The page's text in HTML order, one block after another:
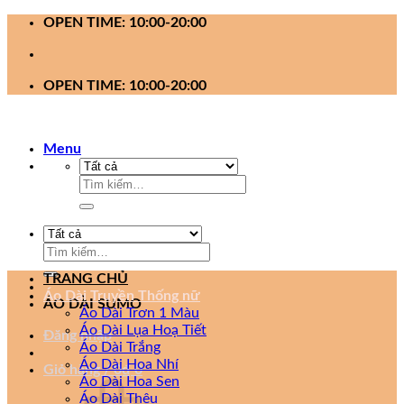
OPEN TIME: 10:00-20:00
OPEN TIME: 10:00-20:00
Menu
Tìm
Tìm
ÁO DÀI SUMO
Đăng nhập
Giỏ hàng /0₫ 0
TRANG CHỦ
Áo Dài Truyền Thống nữ
Áo Dài Trơn 1 Màu
Áo Dài Lụa Hoạ Tiết
Áo Dài Trắng
Áo Dài Hoa Nhí
Áo Dài Hoa Sen
Áo Dài Thêu